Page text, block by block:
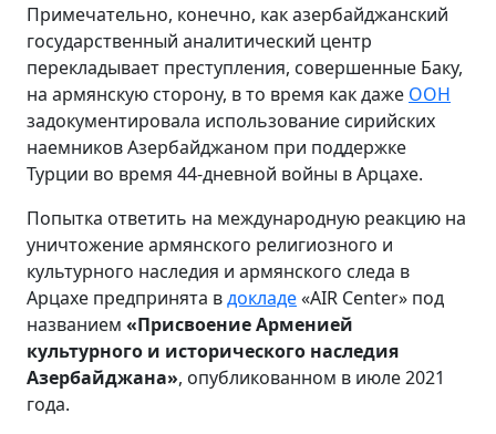
Примечательно, конечно, как азербайджанский
государственный аналитический центр
перекладывает преступления, совершенные Баку,
на армянскую сторону, в то время как даже ООН
задокументировала использование сирийских
наемников Азербайджаном при поддержке
Турции во время 44-дневной войны в Арцахе.
Попытка ответить на международную реакцию на
уничтожение армянского религиозного и
культурного наследия и армянского следа в
Арцахе предпринята вдокладе«AIR Center» под
названием «Присвоение Арменией
культурного и исторического наследия
Азербайджана», опубликованном в июле 2021
года.